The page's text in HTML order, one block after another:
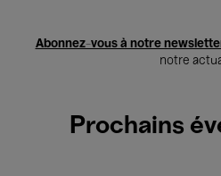
Abonnez-vous à notre
notre
Prochains